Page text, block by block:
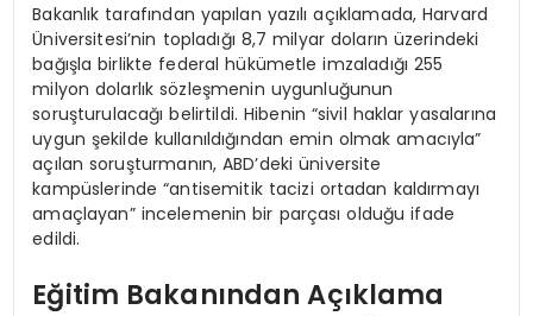
Bakanlık tarafından yapılan yazılı açıklamada, Harvard
Üniversitesi’nin topladığı 8,7 milyar doların üzerindeki
bağışla birlikte federal hükümetle imzaladığı 255
milyon dolarlık sözleşmenin uygunluğunun
soruşturulacağı belirtildi. Hibenin “sivil haklar yasalarına
uygun şekilde kullanıldığından emin olmak amacıyla”
açılan soruşturmanın, ABD’deki üniversite
kampüslerinde “antisemitik tacizi ortadan kaldırmayı
amaçlayan” incelemenin bir parçası olduğu ifade
edildi.
Eğitim Bakanından Açıklama